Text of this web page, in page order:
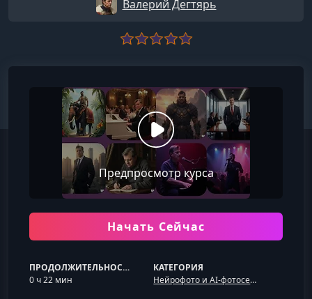
Валерий Дегтярь
Предпросмотр курса
Начать Сейчас
ПРОДОЛЖИТЕЛЬНОСТЬ
0 ч 22 мин
КАТЕГОРИЯ
Нейрофото и AI-фотосессии